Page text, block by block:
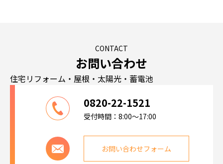
CONTACT
お問い合わせ
住宅リフォーム・屋根・太陽光・蓄電池
0820-22-1521
受付時間：8:00～17:00
お問い合わせフォーム